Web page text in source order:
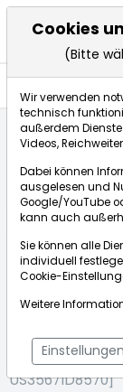
Börse:
McMoRan
[WKN: 896476 |
ISIN:
US35671D8570]
Cookies
(Bitte
Wir verwenden
technisch
außerdem Dienste
Videos,
Dabei können
ausgelesen und
Google/YouTube
kann auch
Sie können alle
individuell
Cookie-
Weitere
Einstellungen